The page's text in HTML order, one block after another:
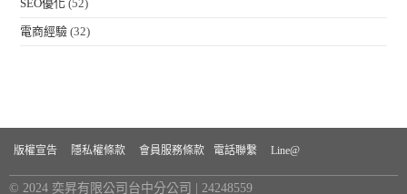
SEO優化 (52)
電商經驗 (32)
版權宣告 隱私權條款 會員服務條款 電話聯繫 Line@
© 2024 奕昇有限公司台中分公司 | 24248559